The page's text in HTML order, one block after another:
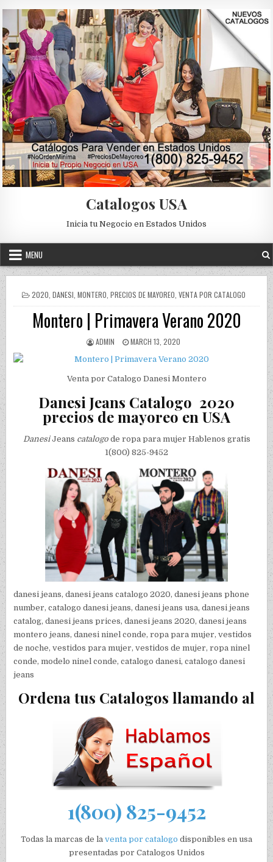
Catalogos USA
Inicia tu Negocio en Estados Unidos
MENU
POSTED IN
2020, DANESI, MONTERO, PRECIOS DE MAYOREO, VENTA POR CATALOGO
Montero | Primavera Verano 2020
AUTHOR:
ADMIN PUBLISHED DATE:
MARCH 13, 2020
Venta por Catalogo Danesi Montero
Danesi Jeans Catalogo 2020
precios de mayoreo en USA
DanesiJeans catalogode ropa para mujer Hablenos gratis
1(800) 825-9452
danesi jeans, danesi jeans catalogo 2020, danesi jeans phone
number, catalogo danesi jeans, danesi jeans usa, danesi jeans
catalog, danesi jeans prices, danesi jeans 2020, danesi jeans
montero jeans, danesi ninel conde, ropa para mujer, vestidos
de noche, vestidos para mujer, vestidos de mujer, ropa ninel
conde, modelo ninel conde, catalogo danesi, catalogo danesi
jeans
Ordena tus Catalogos llamando al
1(800) 825-9452
Todas la marcas de la venta por catalogo disponibles en usa
presentadas por Catalogos Unidos